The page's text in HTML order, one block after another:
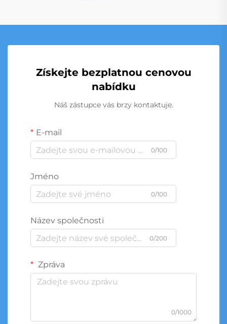
Získejte bezplatnou cenovou
nabídku
Náš zástupce vás brzy kontaktuje.
E-mail
0/100
Jméno
0/100
Název společnosti
0/200
Zpráva
0/1000